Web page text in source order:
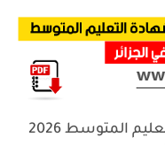
موضوع اللغة العربية شهادة التعليم المتوسط 2026